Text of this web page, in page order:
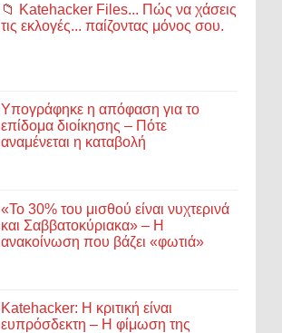
📁 Katehacker Files... Πώς να χάσεις
τις εκλογές... παίζοντας μόνος σου.
Υπογράφηκε η απόφαση για το
επίδομα διοίκησης – Πότε
αναμένεται η καταβολή
«Το 30% του μισθού είναι νυχτερινά
και Σαββατοκύριακα» – Η
ανακοίνωση που βάζει «φωτιά»
Katehacker: Η κριτική είναι
ευπρόσδεκτη – Η φίμωση της